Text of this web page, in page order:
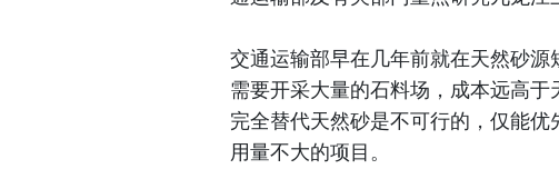
交通运输部早在几年前就在天然砂
需要开采大量的石料场，成本远高
完全替代天然砂是不可行的，仅能
用量不大的项目。